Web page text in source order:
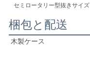
セミロータリー型抜きサイズ
梱包と配送
木製ケース